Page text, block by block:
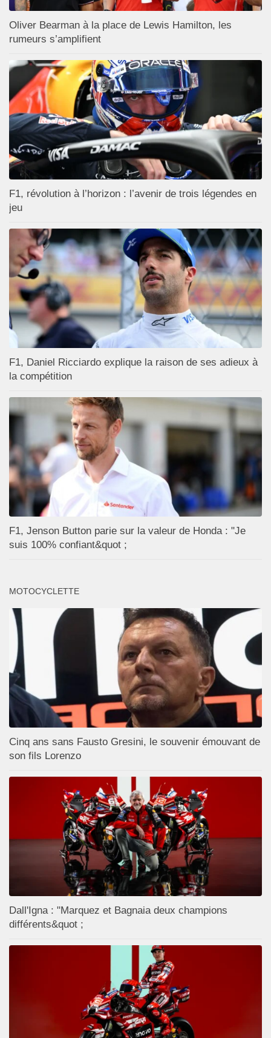
Oliver Bearman à la place de Lewis Hamilton, les
rumeurs s’amplifient
F1, révolution à l’horizon : l’avenir de trois légendes en
jeu
F1, Daniel Ricciardo explique la raison de ses adieux à
la compétition
F1, Jenson Button parie sur la valeur de Honda : "Je
suis 100% confiant&quot ;
MOTOCYCLETTE
Cinq ans sans Fausto Gresini, le souvenir émouvant de
son fils Lorenzo
Dall'Igna : "Marquez et Bagnaia deux champions
différents&quot ;